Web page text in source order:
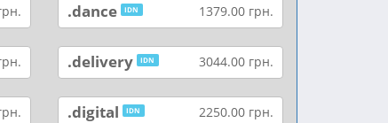
.dance IDN 1379.00 грн.
.delivery IDN 3044.00 грн.
.digital IDN 2250.00 грн.